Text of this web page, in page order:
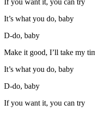
If you want it, you can try
It’s what you do, baby
D-do, baby
Make it good, I’ll take my
It’s what you do, baby
D-do, baby
If you want it, you can try